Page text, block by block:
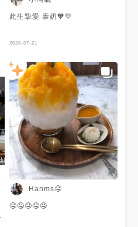
此生摯愛 泰奶🧡💛
2020-07-21
Hanms🤤
🤤🤤🤤🤤🤤